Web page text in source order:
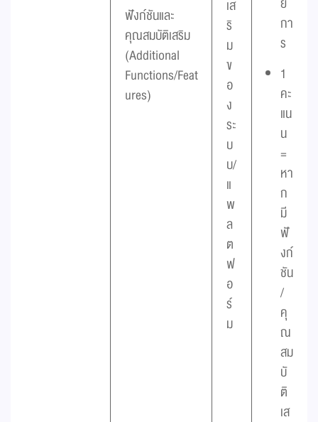
ฟังก์ชันและ
คุณสมบัติเสริม
(Additional
Functions/Feat
ures)
เส
ริ
ม
ข
อ
ง
ระ
บ
บ/
แ
พ
ล
ต
ฟ
อ
ร์
ม
กา
ร
1
คะ
แน
น
=
หา
ก
มี
ฟั
งก์
ชัน
/
คุ
ณ
สม
บั
ติ
เส